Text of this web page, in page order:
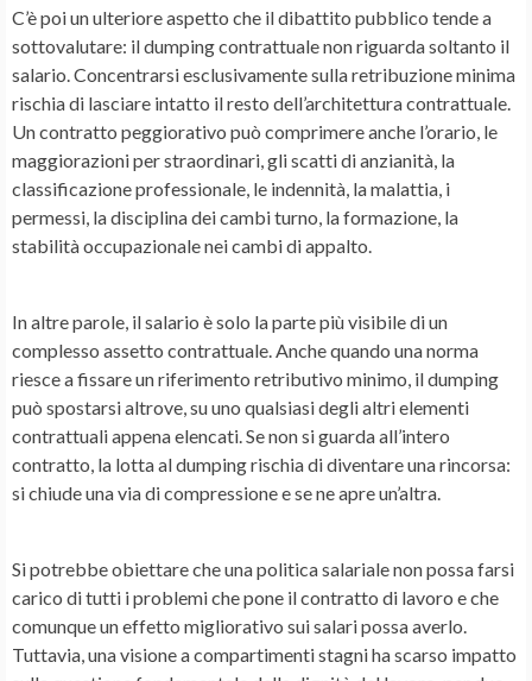
C’è poi un ulteriore aspetto che il dibattito pubblico tende a
sottovalutare: il dumping contrattuale non riguarda soltanto il
salario. Concentrarsi esclusivamente sulla retribuzione minima
rischia di lasciare intatto il resto dell’architettura contrattuale.
Un contratto peggiorativo può comprimere anche l’orario, le
maggiorazioni per straordinari, gli scatti di anzianità, la
classificazione professionale, le indennità, la malattia, i
permessi, la disciplina dei cambi turno, la formazione, la
stabilità occupazionale nei cambi di appalto.
In altre parole, il salario è solo la parte più visibile di un
complesso assetto contrattuale. Anche quando una norma
riesce a fissare un riferimento retributivo minimo, il dumping
può spostarsi altrove, su uno qualsiasi degli altri elementi
contrattuali appena elencati. Se non si guarda all’intero
contratto, la lotta al dumping rischia di diventare una rincorsa:
si chiude una via di compressione e se ne apre un’altra.
Si potrebbe obiettare che una politica salariale non possa farsi
carico di tutti i problemi che pone il contratto di lavoro e che
comunque un effetto migliorativo sui salari possa averlo.
Tuttavia, una visione a compartimenti stagni ha scarso impatto